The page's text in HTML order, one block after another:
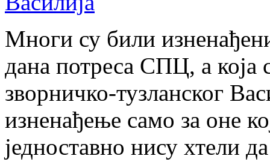
Многи су били
дана потреса СПЦ, а која
зворничко-тузланског
изненађење само за оне
једноставно нису хтели